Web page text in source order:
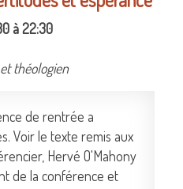
à 22:30
théologien
de rentrée a
Voir le texte remis aux
Hervé O'Mahony
de la conférence et